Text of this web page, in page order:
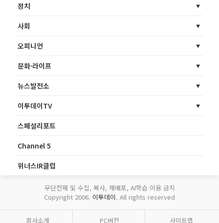
정치
사회
오피니언
문화·라이프
뉴스발전소
이투데이TV
스페셜리포트
Channel 5
위너스IR클럽
무단전재 및 수집, 복사, 재배포, AI학습 이용 금지
Copyright 2006. 이투데이. All rights reserved
회사소개 PC버전 사이트맵